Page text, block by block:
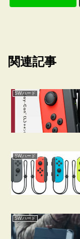
関連記事
SWハード
SWハード
SWハード